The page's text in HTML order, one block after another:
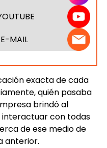
MAIL
exacta de cada
quién pasaba
brindó al
interactuar con todas
de ese medio de
anterior.